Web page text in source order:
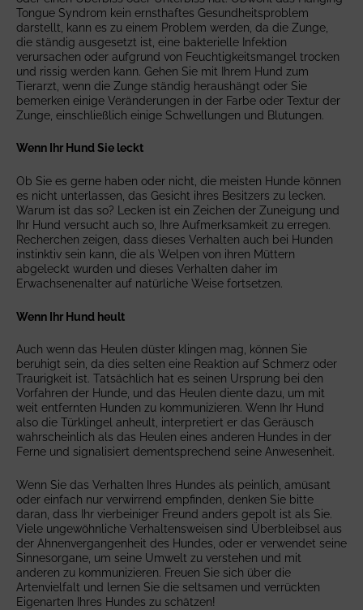
Tongue Syndrom kein ernsthaftes Gesundheitsproblem
darstellt, kann es zu einem Problem werden, da die Zunge,
die ständig ausgesetzt ist, eine bakterielle Infektion
verursachen oder aufgrund von Feuchtigkeitsmangel trocken
und rissig werden kann. Gehen Sie mit Ihrem Hund zum
Tierarzt, wenn die Zunge ständig heraushängt oder Sie
bemerken einige Veränderungen in der Farbe oder Textur der
Zunge, einschließlich einige Schwellungen und Blutungen.
Wenn Ihr Hund Sie leckt
Ob Sie es gerne haben oder nicht, die meisten Hunde können
es nicht unterlassen, das Gesicht ihres Besitzers zu lecken.
Warum ist das so? Lecken ist ein Zeichen der Zuneigung und
Ihr Hund versucht auch so, Ihre Aufmerksamkeit zu erregen.
Recherchen zeigen, dass dieses Verhalten auch bei Hunden
instinktiv sein kann, die als Welpen von ihren Müttern
abgeleckt wurden und dieses Verhalten daher im
Erwachsenenalter auf natürliche Weise fortsetzen.
Wenn Ihr Hund heult
Auch wenn das Heulen düster klingen mag, können Sie
beruhigt sein, da dies selten eine Reaktion auf Schmerz oder
Traurigkeit ist. Tatsächlich hat es seinen Ursprung bei den
Vorfahren der Hunde, und das Heulen diente dazu, um mit
weit entfernten Hunden zu kommunizieren. Wenn Ihr Hund
also die Türklingel anheult, interpretiert er das Geräusch
wahrscheinlich als das Heulen eines anderen Hundes in der
Ferne und signalisiert dementsprechend seine Anwesenheit.
Wenn Sie das Verhalten Ihres Hundes als peinlich, amüsant
oder einfach nur verwirrend empfinden, denken Sie bitte
daran, dass Ihr vierbeiniger Freund anders gepolt ist als Sie.
Viele ungewöhnliche Verhaltensweisen sind Überbleibsel aus
der Ahnenvergangenheit des Hundes, oder er verwendet seine
Sinnesorgane, um seine Umwelt zu verstehen und mit
anderen zu kommunizieren. Freuen Sie sich über die
Artenvielfalt und lernen Sie die seltsamen und verrückten
Eigenarten Ihres Hundes zu schätzen!